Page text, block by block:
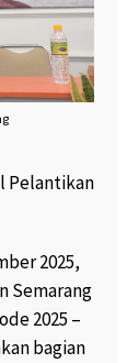
Pelantikan
2025,
Semarang
2025 –
bagian